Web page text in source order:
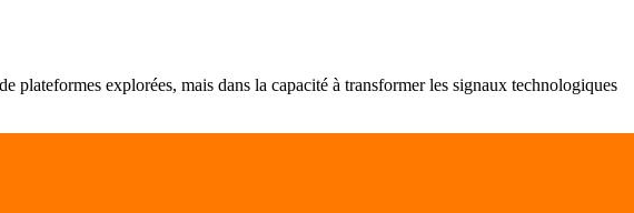
explorées, mais dans la capacité à transformer les signaux technologiques